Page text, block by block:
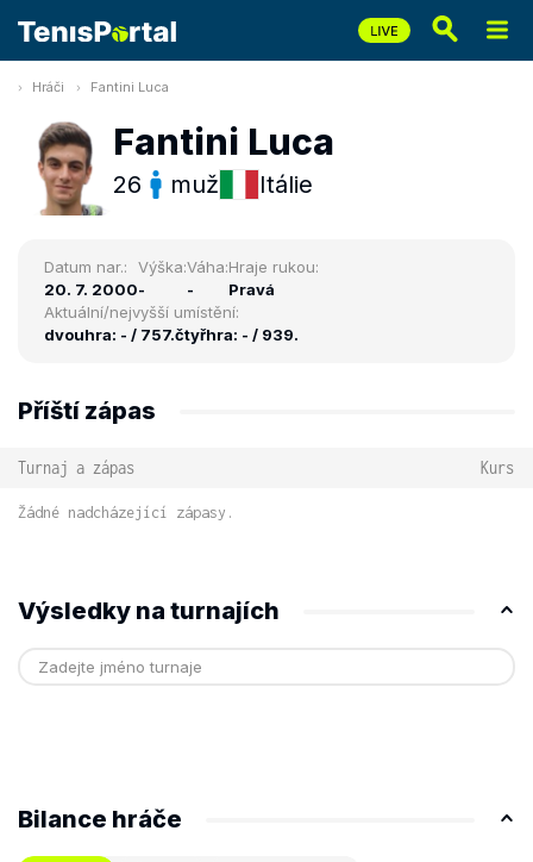
Hráči Fantini Luca
Fantini Luca
26 muž Itálie
Datum nar.:
20. 7. 2000
Výška:
-
Váha:
-
Hraje rukou:
Pravá
Aktuální/nejvyšší umístění:
dvouhra: - / 757.čtyřhra: - / 939.
Příští zápas
Turnaj a zápas Kurs
Žádné nadcházející zápasy.
Výsledky na turnajích
Bilance hráče